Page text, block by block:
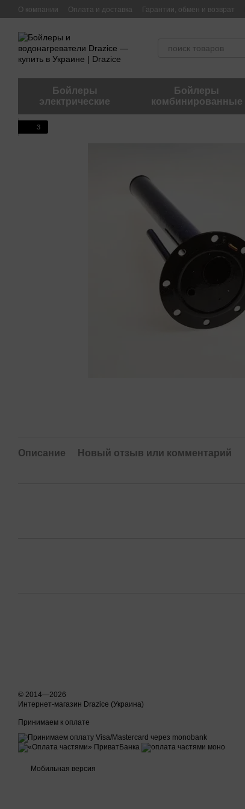
Перейти к основному контенту
О компании Оплата и доставка Гарантии, обмен и возврат
Бойлеры
электрические
Бойлеры
комбинированные
3
Описание Новый отзыв или комментарий
© 2014—2026
Интернет-магазин Drazice (Украина)
Принимаем к оплате
Мобильная версия